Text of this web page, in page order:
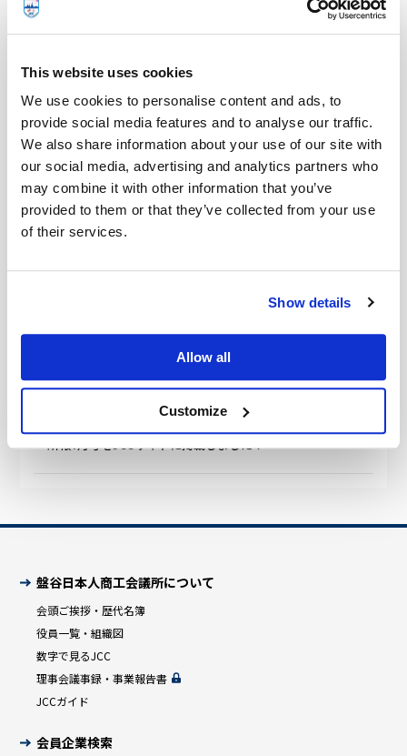
This website uses cookies
We use cookies to personalise content and ads, to
provide social media features and to analyse our traffic.
We also share information about your use of our site with
our social media, advertising and analytics partners who
may combine it with other information that you’ve
provided to them or that they’ve collected from your use
of their services.
Show details
Allow all
Customize
2026.07.16 入札情報
Announcement of Invitation to Bid No. TIEC-S-11
2026.07.16
Announcement of Invitation to Bid No. NPUP-
Announcement of Invitation to Bid No.TIEC-FRS-
JCCからのお知らせ
所報7月号をJCCサイトに掲載しました！
盤谷日本人商工会議所について
会頭ご挨拶・歴代名簿
役員一覧・組織図
数字で見るJCC
理事会議事録・事業報告書
JCCガイド
会員企業検索